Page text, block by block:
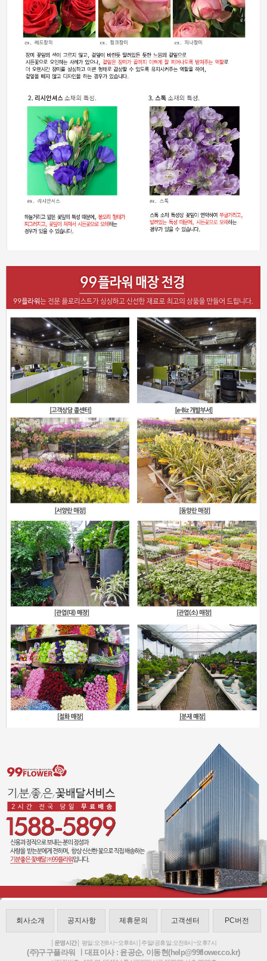
회사소개 공지사항 제휴문의 고객센터 PC버전
│운영시간│ 평일:오전8시~오후8시│주말/공휴일:오전8시~오후7시
(주)구구플라워 ㅣ대표이사 : 윤공순, 이동현(help@99flower.co.kr)